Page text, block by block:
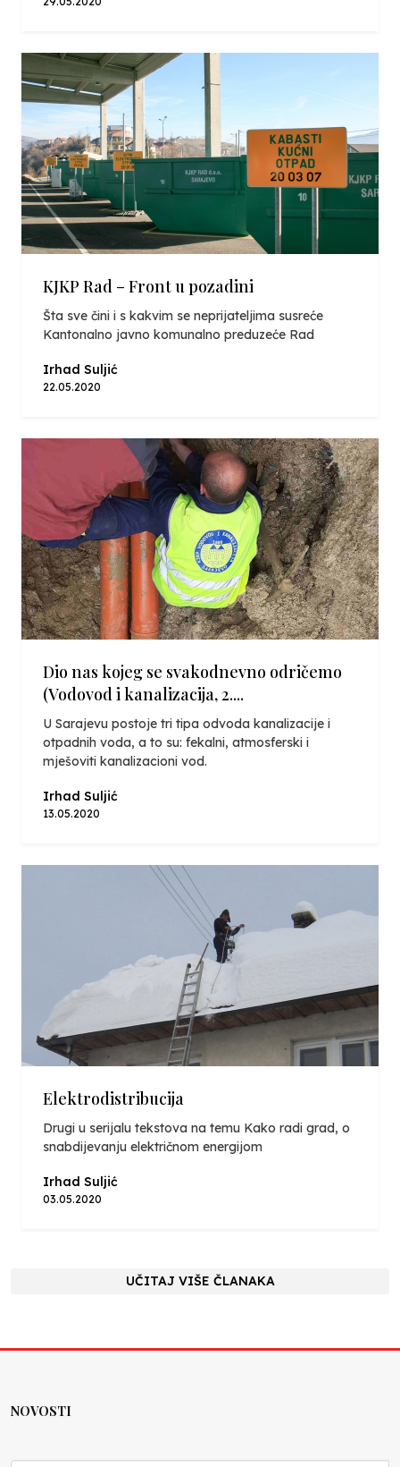
KJKP Rad – Front u pozadini
Šta sve čini i s kakvim se neprijateljima susreće
Kantonalno javno komunalno preduzeće Rad
Irhad Suljić
22.05.2020
Dio nas kojeg se svakodnevno odričemo
(Vodovod i kanalizacija, 2....
U Sarajevu postoje tri tipa odvoda kanalizacije i
otpadnih voda, a to su: fekalni, atmosferski i
mješoviti kanalizacioni vod.
Irhad Suljić
13.05.2020
Elektrodistribucija
Drugi u serijalu tekstova na temu Kako radi grad, o
snabdijevanju električnom energijom
Irhad Suljić
03.05.2020
UČITAJ VIŠE ČLANAKA
NOVOSTI